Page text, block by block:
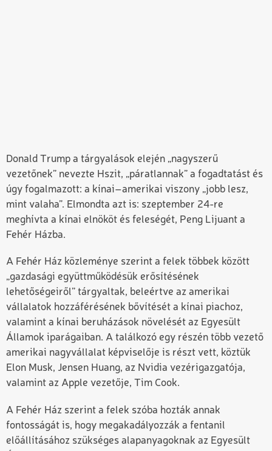
Donald Trump a tárgyalások elején „nagyszerű
vezetőnek” nevezte Hszit, „páratlannak” a fogadtatást és
úgy fogalmazott: a kínai–amerikai viszony „jobb lesz,
mint valaha”. Elmondta azt is: szeptember 24-re
meghívta a kínai elnököt és feleségét, Peng Lijuant a
Fehér Házba.
A Fehér Ház közleménye szerint a felek többek között
„gazdasági együttműködésük erősítésének
lehetőségeiről” tárgyaltak, beleértve az amerikai
vállalatok hozzáférésének bővítését a kínai piachoz,
valamint a kínai beruházások növelését az Egyesült
Államok iparágaiban. A találkozó egy részén több vezető
amerikai nagyvállalat képviselője is részt vett, köztük
Elon Musk, Jensen Huang, az Nvidia vezérigazgatója,
valamint az Apple vezetője, Tim Cook.
A Fehér Ház szerint a felek szóba hozták annak
fontosságát is, hogy megakadályozzák a fentanil
előállításához szükséges alapanyagoknak az Egyesült